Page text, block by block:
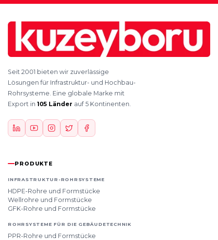
Seit 2001 bieten wir zuverlässige
Lösungen für Infrastruktur- und Hochbau-
Rohrsysteme. Eine globale Marke mit
Export in 105 Länder auf 5 Kontinenten.
PRODUKTE
INFRASTRUKTUR-ROHRSYSTEME
HDPE-Rohre und Formstücke
Wellrohre und Formstücke
GFK-Rohre und Formstücke
ROHRSYSTEME FÜR DIE GEBÄUDETECHNIK
PPR-Rohre und Formstücke